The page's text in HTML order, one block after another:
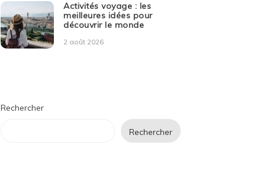
Activités voyage : les
meilleures idées pour
découvrir le monde
2 août 2026
Rechercher
Rechercher